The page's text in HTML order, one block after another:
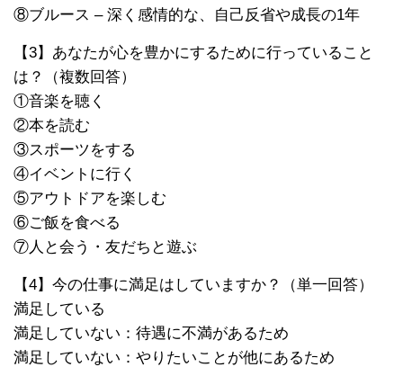
⑧ブルース – 深く感情的な、自己反省や成長の1年
【3】あなたが心を豊かにするために行っていること
は？（複数回答）
①音楽を聴く
②本を読む
③スポーツをする
④イベントに行く
⑤アウトドアを楽しむ
⑥ご飯を食べる
⑦人と会う・友だちと遊ぶ
【4】今の仕事に満足はしていますか？（単一回答）
満足している
満足していない：待遇に不満があるため
満足していない：やりたいことが他にあるため